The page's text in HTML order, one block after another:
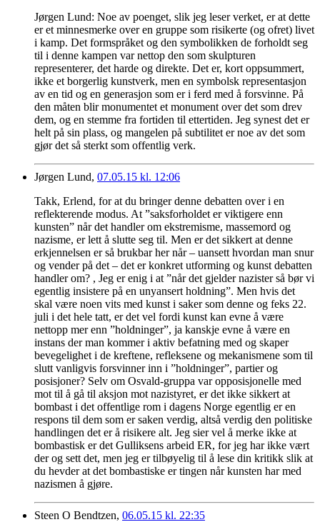
Jørgen Lund: Noe av poenget, slik jeg leser verket, er at dette
er et minnesmerke over en gruppe som risikerte (og ofret) livet
i kamp. Det formspråket og den symbolikken de forholdt seg
til i denne kampen var nettop den som skulpturen
representerer, det harde og direkte. Det er, kort oppsummert,
ikke et borgerlig kunstverk, men en symbolsk representasjon
av en tid og en generasjon som er i ferd med å forsvinne. På
den måten blir monumentet et monument over det som drev
dem, og en stemme fra fortiden til ettertiden. Jeg synest det er
helt på sin plass, og mangelen på subtilitet er noe av det som
gjør det så sterkt som offentlig verk.
Jørgen Lund, 07.05.15 kl. 12:06
Takk, Erlend, for at du bringer denne debatten over i en
reflekterende modus. At ”saksforholdet er viktigere enn
kunsten” når det handler om ekstremisme, massemord og
nazisme, er lett å slutte seg til. Men er det sikkert at denne
erkjennelsen er så brukbar her når – uansett hvordan man snur
og vender på det – det er konkret utforming og kunst debatten
handler om? , Jeg er enig i at ”når det gjelder nazister så bør vi
egentlig insistere på en unyansert holdning”. Men hvis det
skal være noen vits med kunst i saker som denne og feks 22.
juli i det hele tatt, er det vel fordi kunst kan evne å være
nettopp mer enn ”holdninger”, ja kanskje evne å være en
instans der man kommer i aktiv befatning med og skaper
bevegelighet i de kreftene, refleksene og mekanismene som til
slutt vanligvis forsvinner inn i ”holdninger”, partier og
posisjoner? Selv om Osvald-gruppa var opposisjonelle med
mot til å gå til aksjon mot nazistyret, er det ikke sikkert at
bombast i det offentlige rom i dagens Norge egentlig er en
respons til dem som er saken verdig, altså verdig den politiske
handlingen det er å risikere alt. Jeg sier vel å merke ikke at
bombastisk er det Gulliksens arbeid ER, for jeg har ikke vært
der og sett det, men jeg er tilbøyelig til å lese din kritikk slik at
du hevder at det bombastiske er tingen når kunsten har med
nazismen å gjøre.
Steen O Bendtzen, 06.05.15 kl. 22:35